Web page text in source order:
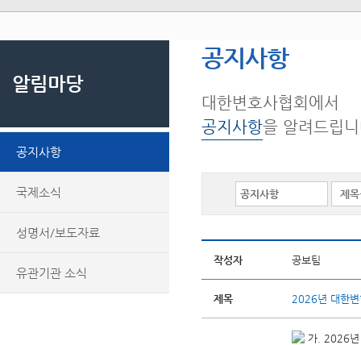
알림마당
공지사항
국제소식
성명서/보도자료
유관기관 소식
공지사항
대한변호사협회에서
공지사항을 알려드립
작성자 공보팀
제목 2026년 대한변
가. 2026년